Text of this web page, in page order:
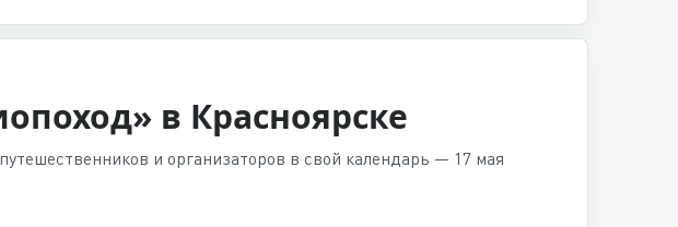
в Красноярске
и организаторов в свой календарь — 17 мая